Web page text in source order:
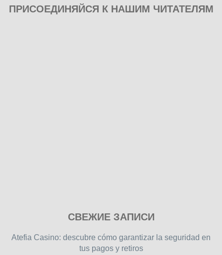
ПРИСОЕДИНЯЙСЯ К НАШИМ ЧИТАТЕЛЯМ
free
СВЕЖИЕ ЗАПИСИ
Atefia Casino: descubre cómo garantizar la seguridad en
tus pagos y retiros